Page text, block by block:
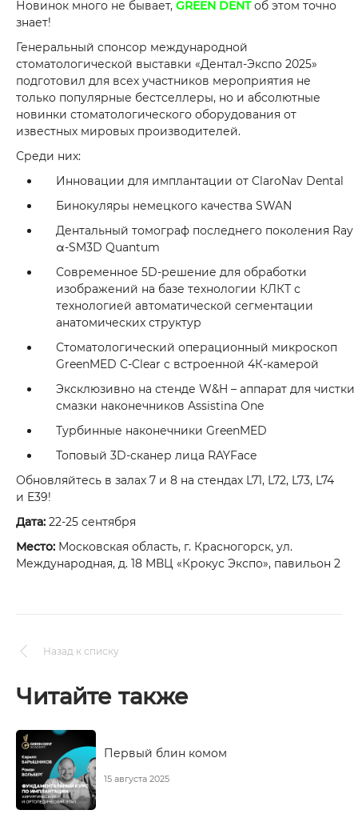
Новинок много не бывает, GREEN DENTоб этом точно
знает!
Генеральный спонсор международной
стоматологической выставки «Дентал-Экспо 2025»
подготовил для всех участников мероприятия не
только популярные бестселлеры, но и абсолютные
новинки стоматологического оборудования от
известных мировых производителей.
Среди них:
Инновации для имплантации от ClaroNav Dental
Бинокуляры немецкого качества SWAN
Дентальный томограф последнего поколения Ray
α-SM3D Quantum
Современное 5D-решение для обработки
изображений на базе технологии КЛКТ с
технологией автоматической сегментации
анатомических структур
Стоматологический операционный микроскоп
GreenMED C-Clear c встроенной 4К-камерой
Эксклюзивно на стенде W&H – аппарат для
смазки наконечников Assistina One
Турбинные наконечники GreenMED
Топовый 3D-сканер лица RAYFace
Обновляйтесь в залах 7 и 8 на стендах L71, L72, L73, L74
и E39!
Дата: 22-25 сентября
Место: Московская область, г. Красногорск, ул.
Международная, д. 18 МВЦ «Крокус Экспо», павильон 2
Назад к списку
Читайте также
Первый блин комом
15 августа 2025